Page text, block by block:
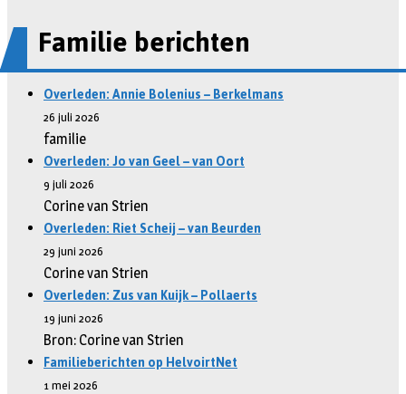
Familie berichten
Overleden: Annie Bolenius – Berkelmans
26 juli 2026
familie
Overleden: Jo van Geel – van Oort
9 juli 2026
Corine van Strien
Overleden: Riet Scheij – van Beurden
29 juni 2026
Corine van Strien
Overleden: Zus van Kuijk – Pollaerts
19 juni 2026
Bron: Corine van Strien
Familieberichten op HelvoirtNet
1 mei 2026